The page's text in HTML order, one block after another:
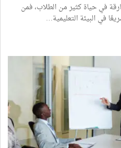
في حياة كثير من الطلاب، فمن
في البيئة التعليمية…